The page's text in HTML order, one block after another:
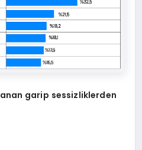
anan garip sessizliklerden